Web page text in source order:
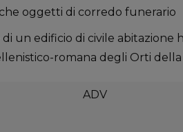
oggetti di corredo funerario
un edificio di civile
romana degli Orti della